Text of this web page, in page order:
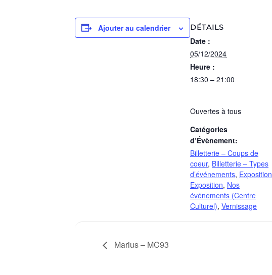
Ajouter au calendrier DÉTAILS
Date :
05/12/2024
Heure :
18:30 – 21:00
Ouvertes à tous
Catégories
d’Évènement:
Billetterie – Coups de
coeur, Billetterie – Types
d’événements, Exposition
Exposition, Nos
événements (Centre
Culturel), Vernissage
Marius – MC93